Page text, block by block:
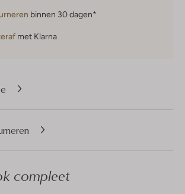
binnen 30 dagen*
met Klarna
compleet